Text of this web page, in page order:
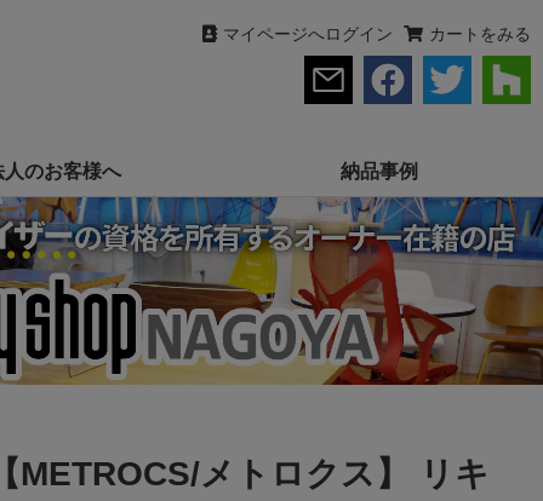
マイページへログイン カートをみる
人のお客様へ 納品事例
【METROCS/メトロクス】 リキ